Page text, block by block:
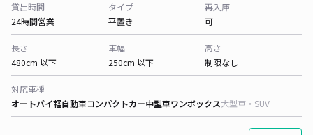
貸出時間
24時間営業
タイプ
平置き
再入庫
可
長さ
480cm 以下
車幅
250cm 以下
高さ
制限なし
対応車種
オートバイ軽自動車コンパクトカー中型車ワンボックス大型車・SUV